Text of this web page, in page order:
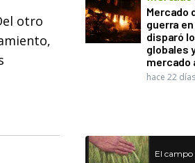
otro
Mercado
guerra
disparó
globales
mercado
hace 22 días
El campo